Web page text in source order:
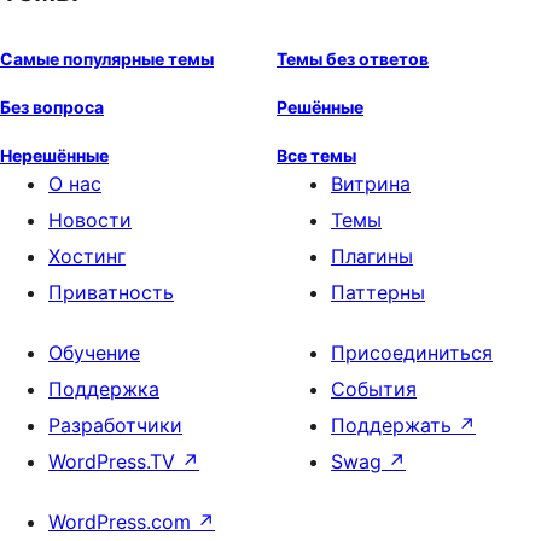
Самые популярные темы Темы без ответов
Без вопроса Решённые
Нерешённые Все темы
О нас
Новости
Хостинг
Приватность
Витрина
Темы
Плагины
Паттерны
Обучение
Поддержка
Разработчики
WordPress.TV ↗
Присоединиться
События
Поддержать ↗
Swag ↗
WordPress.com ↗